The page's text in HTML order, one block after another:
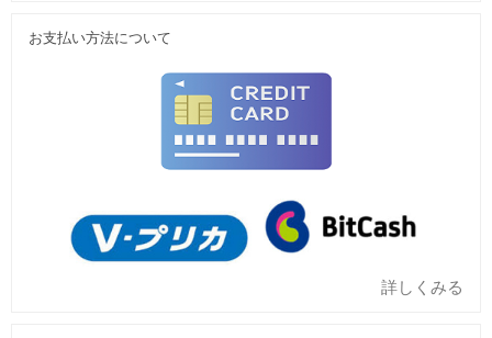
お支払い方法について
詳しくみる